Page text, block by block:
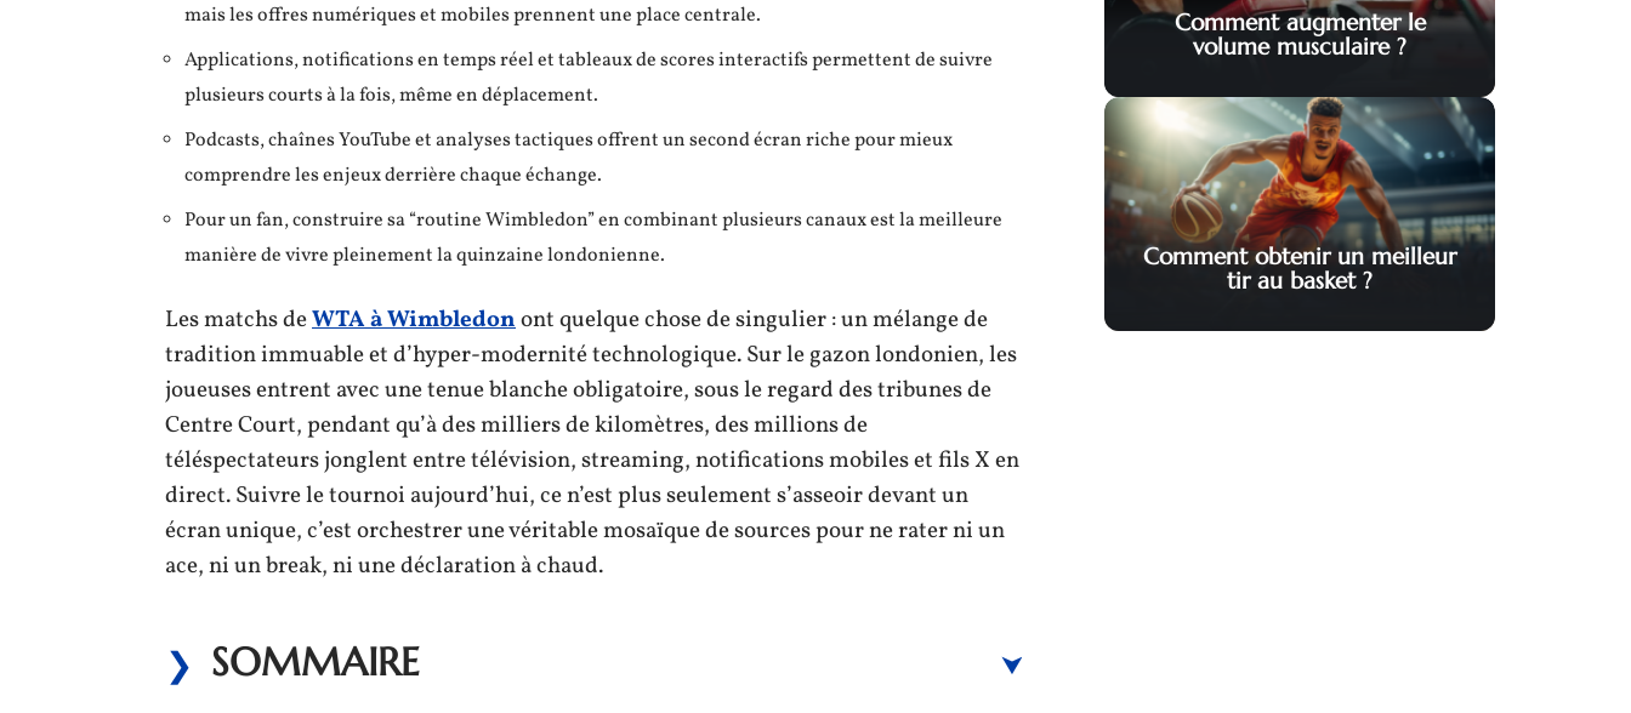
mais les offres numériques et mobiles prennent une place centrale.
Applications, notifications en temps réel et tableaux de scores interactifs permettent de suivre
plusieurs courts à la fois, même en déplacement.
Podcasts, chaînes YouTube et analyses tactiques offrent un second écran riche pour mieux
comprendre les enjeux derrière chaque échange.
Pour un fan, construire sa “routine Wimbledon” en combinant plusieurs canaux est la meilleure
manière de vivre pleinement la quinzaine londonienne.
Les matchs deWTA à Wimbledonont quelque chose de singulier : un mélange de
tradition immuable et d’hyper-modernité technologique. Sur le gazon londonien, les
joueuses entrent avec une tenue blanche obligatoire, sous le regard des tribunes de
Centre Court, pendant qu’à des milliers de kilomètres, des millions de
téléspectateurs jonglent entre télévision, streaming, notifications mobiles et fils X en
direct. Suivre le tournoi aujourd’hui, ce n’est plus seulement s’asseoir devant un
écran unique, c’est orchestrer une véritable mosaïque de sources pour ne rater ni un
ace, ni un break, ni une déclaration à chaud.
SOMMAIRE
Comment augmenter le
volume musculaire ?
Comment obtenir un meilleur
tir au basket ?